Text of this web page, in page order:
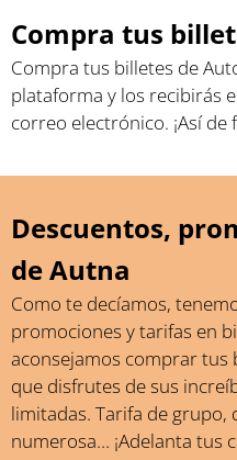
Compra tus
Compra tus billetes de
plataforma y los recibirás
correo electrónico. ¡Así de
Descuentos,
de Autna
Como te decíamos,
promociones y tarifas en
aconsejamos comprar tus
que disfrutes de sus
limitadas. Tarifa de grupo,
numerosa… ¡Adelanta tus